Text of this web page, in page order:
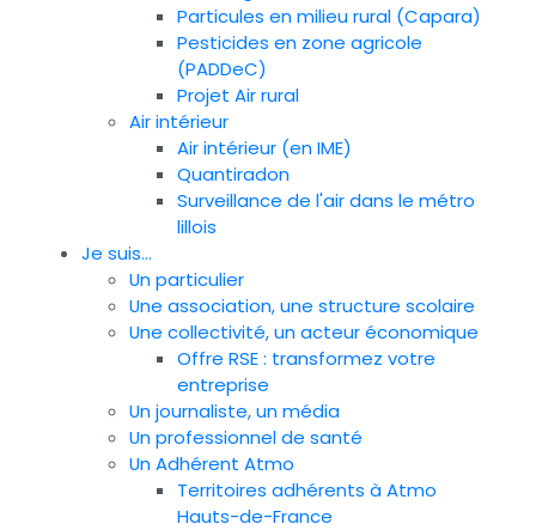
Particules en milieu rural (Capara)
Pesticides en zone agricole
(PADDeC)
Projet Air rural
Air intérieur
Air intérieur (en IME)
Quantiradon
Surveillance de l'air dans le métro
lillois
Je suis...
Un particulier
Une association, une structure scolaire
Une collectivité, un acteur économique
Offre RSE : transformez votre
entreprise
Un journaliste, un média
Un professionnel de santé
Un Adhérent Atmo
Territoires adhérents à Atmo
Hauts-de-France